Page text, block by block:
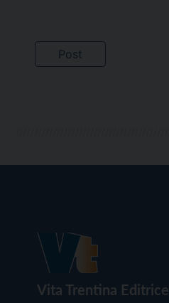
Vita Trentina Editrice